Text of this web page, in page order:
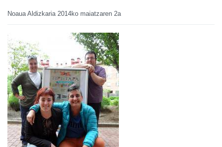
Noaua Aldizkaria 2014ko maiatzaren 2a